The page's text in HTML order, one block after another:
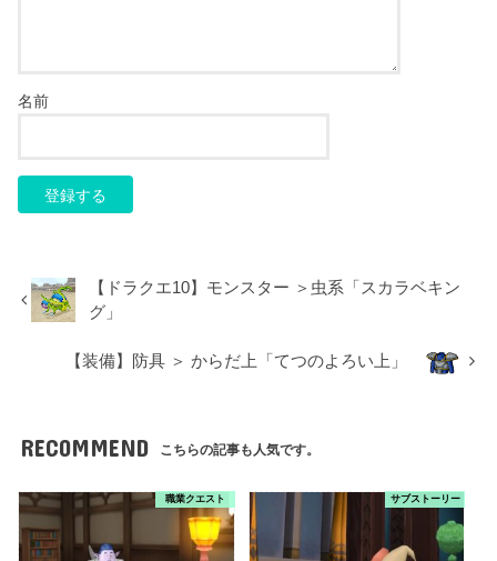
名前
【ドラクエ10】モンスター ＞虫系「スカラベキン
グ」
【装備】防具 ＞ からだ上「てつのよろい上」
RECOMMEND こちらの記事も人気です。
職業クエスト サブストーリー